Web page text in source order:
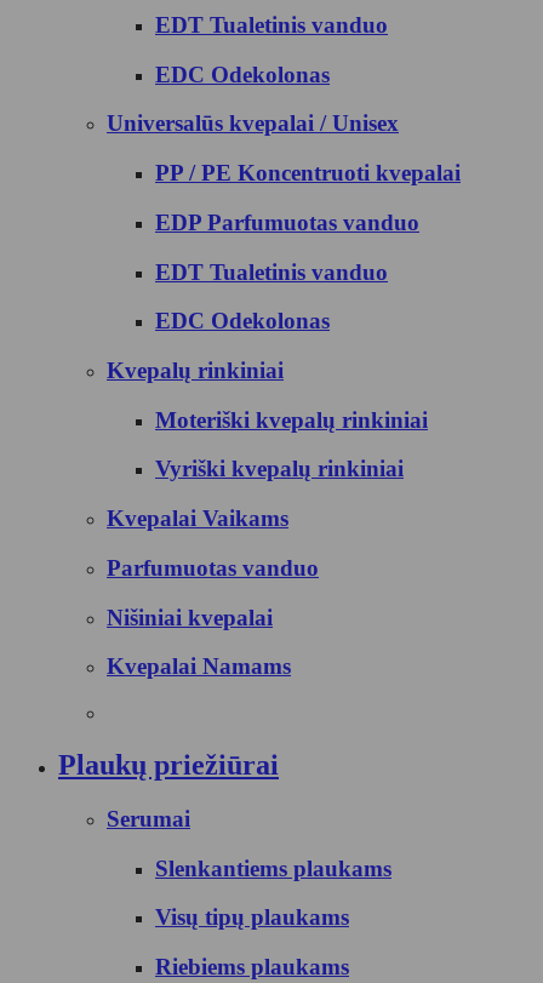
EDT Tualetinis vanduo
EDC Odekolonas
Universalūs kvepalai / Unisex
PP / PE Koncentruoti kvepalai
EDP Parfumuotas vanduo
EDT Tualetinis vanduo
EDC Odekolonas
Kvepalų rinkiniai
Moteriški kvepalų rinkiniai
Vyriški kvepalų rinkiniai
Kvepalai Vaikams
Parfumuotas vanduo
Nišiniai kvepalai
Kvepalai Namams
Plaukų priežiūrai
Serumai
Slenkantiems plaukams
Visų tipų plaukams
Riebiems plaukams